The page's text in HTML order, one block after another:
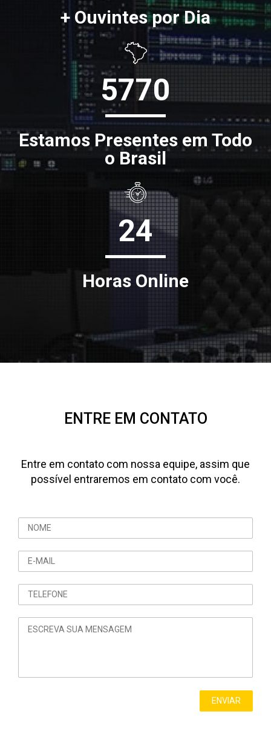
+ Ouvintes por Dia
5770
Estamos Presentes em Todo
o Brasil
24
Horas Online
ENTRE EM CONTATO
Entre em contato com nossa equipe, assim que
possível entraremos em contato com você.